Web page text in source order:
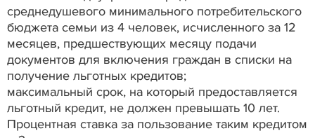
среднедушевого минимального потребительского
бюджета семьи из 4 человек, исчисленного за 12
месяцев, предшествующих месяцу подачи
документов для включения граждан в списки на
получение льготных кредитов;
максимальный срок, на который предоставляется
льготный кредит, не должен превышать 10 лет.
Процентная ставка за пользование таким кредитом